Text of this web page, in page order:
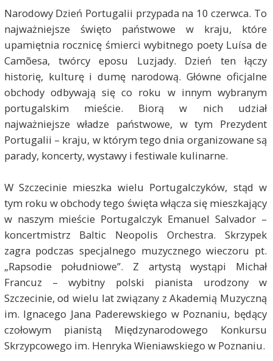
Narodowy Dzień Portugalii przypada na 10 czerwca. To
najważniejsze święto państwowe w kraju, które
upamiętnia rocznicę śmierci wybitnego poety Luísa de
Camõesa, twórcy eposu Luzjady. Dzień ten łączy
historię, kulturę i dumę narodową. Główne oficjalne
obchody odbywają się co roku w innym wybranym
portugalskim mieście. Biorą w nich udział
najważniejsze władze państwowe, w tym Prezydent
Portugalii – kraju, w którym tego dnia organizowane są
parady, koncerty, wystawy i festiwale kulinarne.
W Szczecinie mieszka wielu Portugalczyków, stąd w
tym roku w obchody tego święta włącza się mieszkający
w naszym mieście Portugalczyk Emanuel Salvador –
koncertmistrz Baltic Neopolis Orchestra. Skrzypek
zagra podczas specjalnego muzycznego wieczoru pt.
„Rapsodie południowe”. Z artystą wystąpi Michał
Francuz – wybitny polski pianista urodzony w
Szczecinie, od wielu lat związany z Akademią Muzyczną
im. Ignacego Jana Paderewskiego w Poznaniu, będący
czołowym pianistą Międzynarodowego Konkursu
Skrzypcowego im. Henryka Wieniawskiego w Poznaniu.